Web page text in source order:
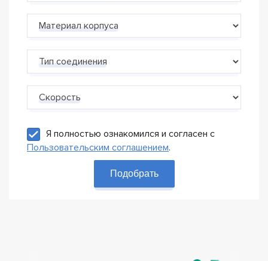
Материал корпуса
Тип соединения
Скорость
Я полностью ознакомился и согласен с
Пользовательским соглашением.
Подобрать